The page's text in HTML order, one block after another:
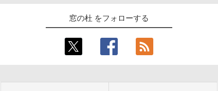
窓の杜 をフォローする